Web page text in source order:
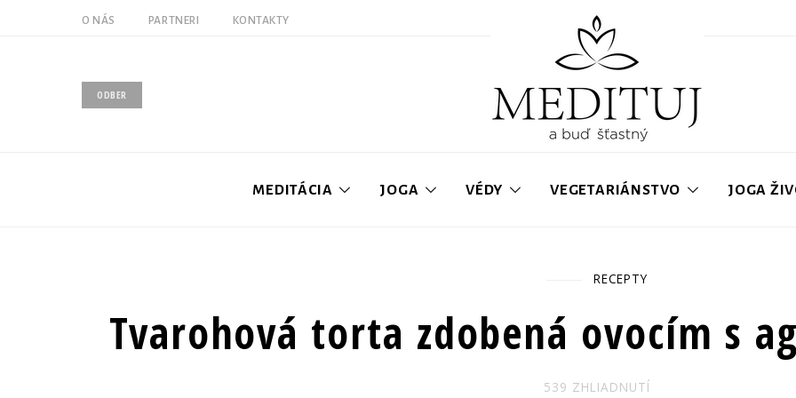
O NÁS PARTNERI KONTAKTY
ODBER
MEDITÁCIA JOGA VÉDY VEGETARIÁNSTVO JOGA
Tvarohová torta zdobená ovocím s
RECEPTY
Tvarohová torta zdobená ovocím s
539 ZHLIADNUTÍ